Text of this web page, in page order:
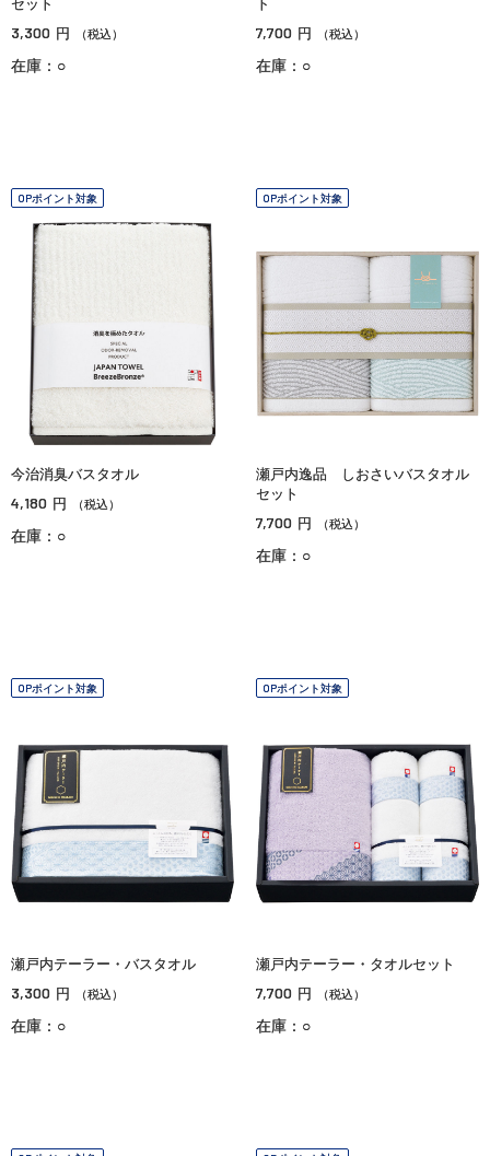
セット
3,300 円 （税込）
在庫：○
ト
7,700 円 （税込）
在庫：○
OPポイント対象
今治消臭バスタオル
4,180 円 （税込）
在庫：○
OPポイント対象
瀬戸内逸品 しおさいバスタオル
セット
7,700 円 （税込）
在庫：○
OPポイント対象
瀬戸内テーラー・バスタオル
3,300 円 （税込）
在庫：○
OPポイント対象
瀬戸内テーラー・タオルセット
7,700 円 （税込）
在庫：○